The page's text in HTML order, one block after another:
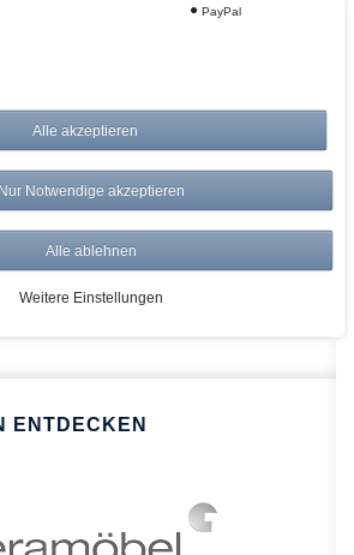
Profis - Ihre Vorteile
ab 150€
Tage Rückgabe
Artikel
ENTDECKEN
PayPal
Alle akzeptieren
Nur Notwendige akzeptieren
Alle ablehnen
Weitere Einstellungen